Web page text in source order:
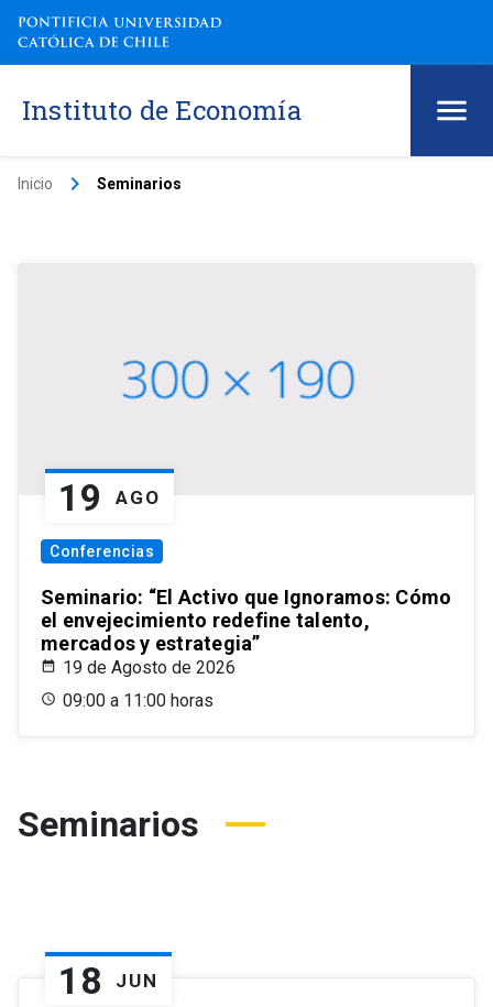
Instituto de Economía
Inicio keyboard_arrow_right Seminarios
19 AGO
Conferencias
Seminario: “El Activo que Ignoramos: Cómo
el envejecimiento redefine talento,
mercados y estrategia”
19 de Agosto de 2026
09:00 a 11:00 horas
Seminarios
18 JUN